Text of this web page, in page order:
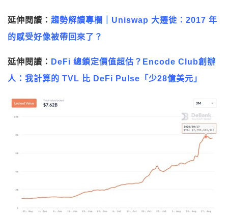
延伸閱讀： 趨勢解讀專欄｜Uniswap 大遷徙：2017 年
的感受好像被帶回來了？
延伸閱讀： DeFi 總鎖定價值超估？Encode Club創辦
人：我計算的 TVL 比 DeFi Pulse「少28億美元」